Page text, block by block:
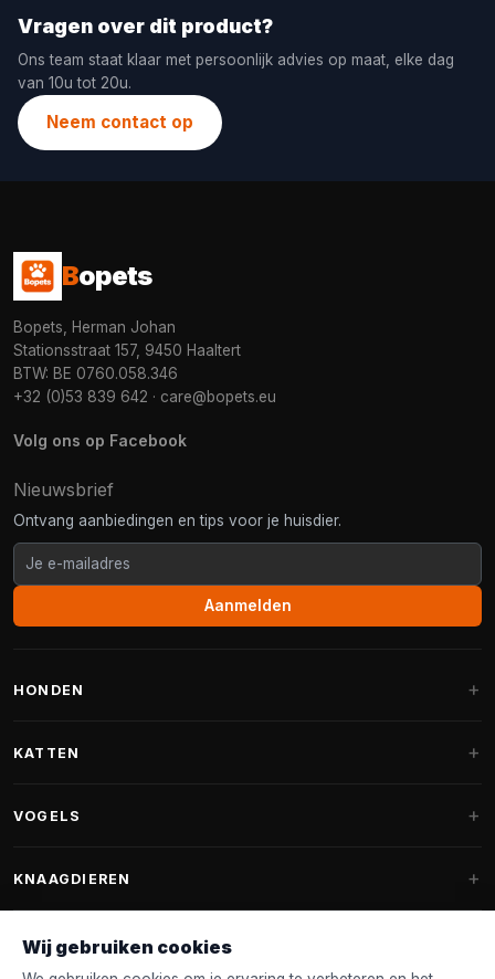
Vragen over dit product?
Ons team staat klaar met persoonlijk advies op maat, elke dag
van 10u tot 20u.
Neem contact op
Bopets
Bopets, Herman Johan
Stationsstraat 157, 9450 Haaltert
BTW: BE 0760.058.346
+32 (0)53 839 642 · care@bopets.eu
Volg ons op Facebook
Nieuwsbrief
Ontvang aanbiedingen en tips voor je huisdier.
Aanmelden
HONDEN
Fantail hondenmanden
Hondenspeelgoed
KATTEN
Krabpalen voor Maine Coon
VOGELS
Vogelvoer binnenvogels
Voederhuisjes
KNAAGDIEREN
Knaagdierenvoer
Wij gebruiken cookies